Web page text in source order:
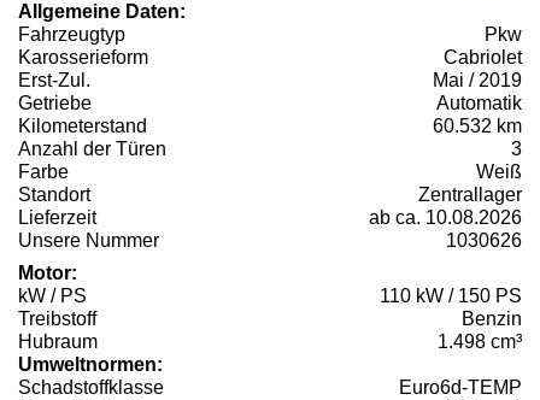
Allgemeine Daten:
Fahrzeugtyp
Pkw
Karosserieform
Cabriolet
Erst-Zul.
Mai / 2019
Getriebe
Automatik
Kilometerstand
60.532 km
Anzahl der Türen
3
Farbe
Weiß
Standort
Zentrallager
Lieferzeit
ab ca. 10.08.2026
Unsere Nummer
1030626
Motor:
kW / PS
110 kW / 150 PS
Treibstoff
Benzin
Hubraum
1.498 cm³
Umweltnormen:
Schadstoffklasse
Euro6d-TEMP